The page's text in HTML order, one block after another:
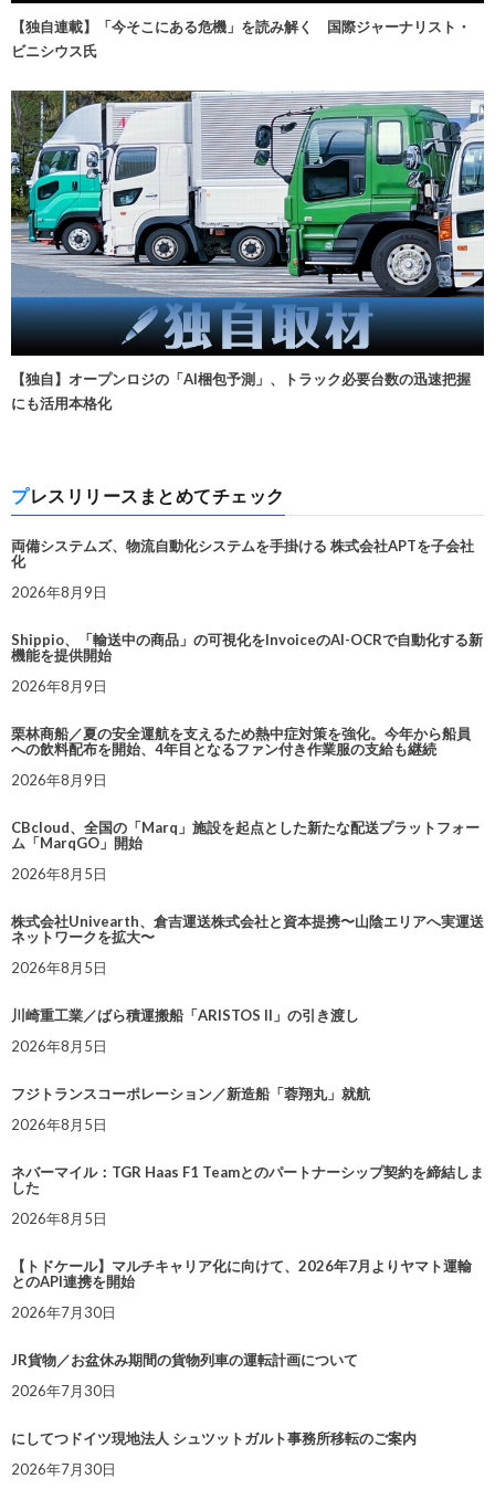
【独自連載】「今そこにある危機」を読み解く 国際ジャーナリスト・
ビニシウス氏
【独自】オープンロジの「AI梱包予測」、トラック必要台数の迅速把握
にも活用本格化
プレスリリースまとめてチェック
両備システムズ、物流自動化システムを手掛ける 株式会社APTを子会社
化
2026年8月9日
Shippio、「輸送中の商品」の可視化をInvoiceのAI-OCRで自動化する新
機能を提供開始
2026年8月9日
栗林商船／夏の安全運航を支えるため熱中症対策を強化。今年から船員
への飲料配布を開始、4年目となるファン付き作業服の支給も継続
2026年8月9日
CBcloud、全国の「Marq」施設を起点とした新たな配送プラットフォー
ム「MarqGO」開始
2026年8月5日
株式会社Univearth、倉吉運送株式会社と資本提携〜山陰エリアへ実運送
ネットワークを拡大〜
2026年8月5日
川崎重工業／ばら積運搬船「ARISTOS II」の引き渡し
2026年8月5日
フジトランスコーポレーション／新造船「蓉翔丸」就航
2026年8月5日
ネバーマイル：TGR Haas F1 Teamとのパートナーシップ契約を締結しま
した
2026年8月5日
【トドケール】マルチキャリア化に向けて、2026年7月よりヤマト運輸
とのAPI連携を開始
2026年7月30日
JR貨物／お盆休み期間の貨物列車の運転計画について
2026年7月30日
にしてつドイツ現地法人 シュツットガルト事務所移転のご案内
2026年7月30日